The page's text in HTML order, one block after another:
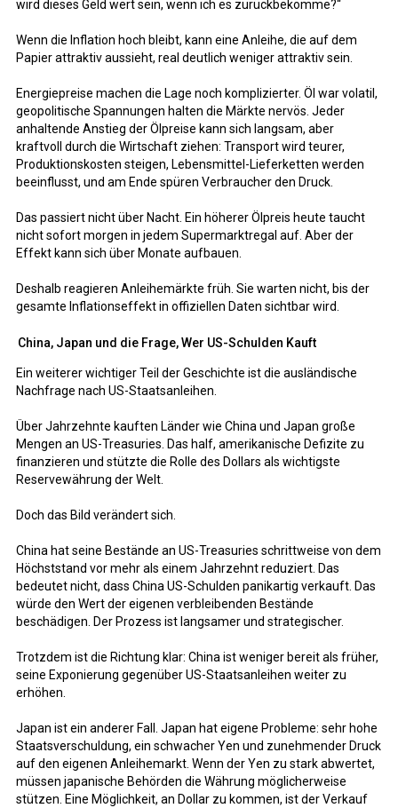
wird dieses Geld wert sein, wenn ich es zurückbekomme?“
Wenn die Inflation hoch bleibt, kann eine Anleihe, die auf dem
Papier attraktiv aussieht, real deutlich weniger attraktiv sein.
Energiepreise machen die Lage noch komplizierter. Öl war volatil,
geopolitische Spannungen halten die Märkte nervös. Jeder
anhaltende Anstieg der Ölpreise kann sich langsam, aber
kraftvoll durch die Wirtschaft ziehen: Transport wird teurer,
Produktionskosten steigen, Lebensmittel-Lieferketten werden
beeinflusst, und am Ende spüren Verbraucher den Druck.
Das passiert nicht über Nacht. Ein höherer Ölpreis heute taucht
nicht sofort morgen in jedem Supermarktregal auf. Aber der
Effekt kann sich über Monate aufbauen.
Deshalb reagieren Anleihemärkte früh. Sie warten nicht, bis der
gesamte Inflationseffekt in offiziellen Daten sichtbar wird.
China, Japan und die Frage, Wer US-Schulden Kauft
Ein weiterer wichtiger Teil der Geschichte ist die ausländische
Nachfrage nach US-Staatsanleihen.
Über Jahrzehnte kauften Länder wie China und Japan große
Mengen an US-Treasuries. Das half, amerikanische Defizite zu
finanzieren und stützte die Rolle des Dollars als wichtigste
Reservewährung der Welt.
Doch das Bild verändert sich.
China hat seine Bestände an US-Treasuries schrittweise von dem
Höchststand vor mehr als einem Jahrzehnt reduziert. Das
bedeutet nicht, dass China US-Schulden panikartig verkauft. Das
würde den Wert der eigenen verbleibenden Bestände
beschädigen. Der Prozess ist langsamer und strategischer.
Trotzdem ist die Richtung klar: China ist weniger bereit als früher,
seine Exponierung gegenüber US-Staatsanleihen weiter zu
erhöhen.
Japan ist ein anderer Fall. Japan hat eigene Probleme: sehr hohe
Staatsverschuldung, ein schwacher Yen und zunehmender Druck
auf den eigenen Anleihemarkt. Wenn der Yen zu stark abwertet,
müssen japanische Behörden die Währung möglicherweise
stützen. Eine Möglichkeit, an Dollar zu kommen, ist der Verkauf